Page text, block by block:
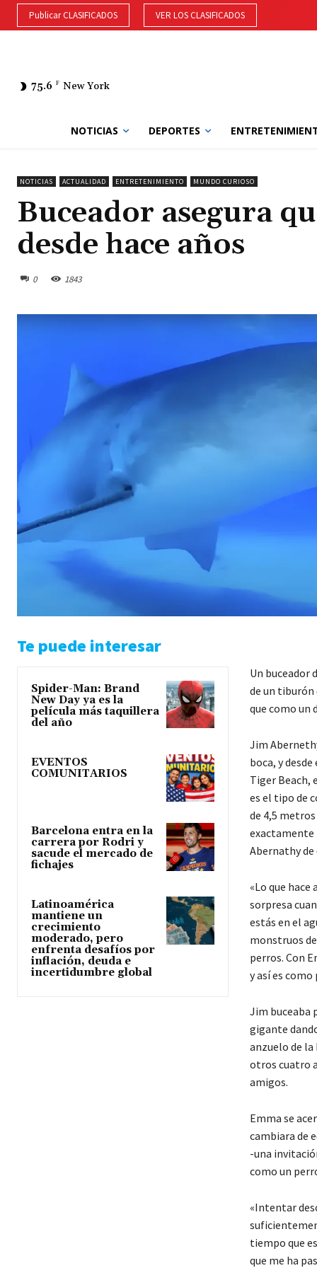
Publicar CLASIFICADOS VER LOS CLASIFICADOS
75.6 F New York
NOTICIAS DEPORTES
NOTICIAS ACTUALIDAD ENTRETENIMIENTO MUNDO CURIOSO
Buceador asegura
desde hace años
0 1843
Te puede interesar
Spider-Man: Brand
New Day ya es la
película más taquillera
del año
EVENTOS
COMUNITARIOS
Barcelona entra en la
carrera por Rodri y
sacude el mercado de
fichajes
Latinoamérica
mantiene un
crecimiento
moderado, pero
enfrenta desafíos por
inflación, deuda e
incertidumbre global
Un buceador
de un tiburón
que como un
Jim
boca, y
Tiger Beach,
es el tipo de
de 4,5
exactamente
Abernathy
«Lo que
sorpresa
estás en el
monstruos
perros. Con
y así es como
Jim buceaba
gigante
anzuelo de la
otros cuatro
amigos.
Emma se
cambiara de
-una
como un
«Intentar
tiempo que
que me ha